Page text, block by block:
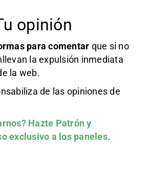
opinión
para comentar que si no
la expulsión inmediata
la web.
de las opiniones de
Hazte Patróny
exclusivo a los paneles.